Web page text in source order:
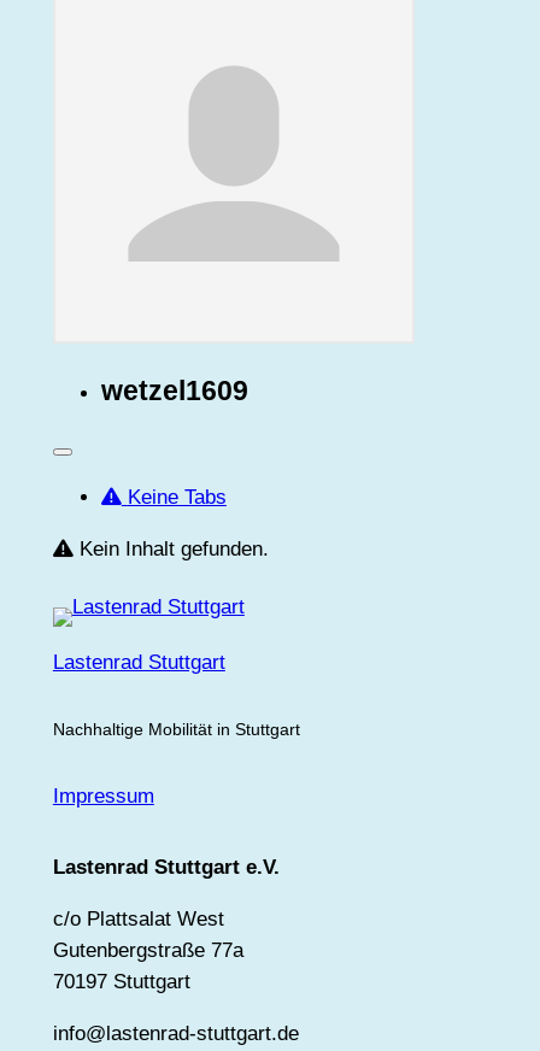
wetzel1609
Keine Tabs
Kein Inhalt gefunden.
Lastenrad Stuttgart
Nachhaltige Mobilität in Stuttgart
Impressum
Lastenrad Stuttgart e.V.
c/o Plattsalat West
Gutenbergstraße 77a
70197 Stuttgart
info@lastenrad-stuttgart.de